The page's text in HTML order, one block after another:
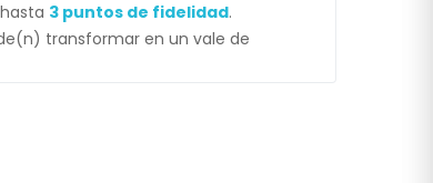
3 puntos de fidelidad.
transformar en un vale de